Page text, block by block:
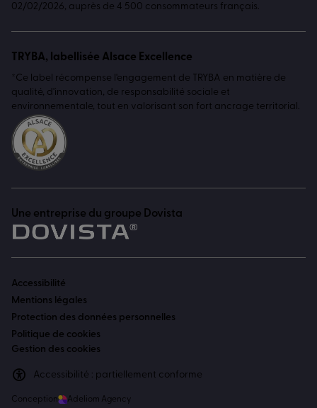
02/02/2026, auprès de 4 500 consommateurs français.
TRYBA, labellisée Alsace Excellence
*Ce label récompense l'engagement de TRYBA en matière de
qualité, d'innovation, de responsabilité sociale et
environnementale, tout en valorisant son fort ancrage territorial.
Une entreprise du groupe Dovista
Accessibilité
Mentions légales
Protection des données personnelles
Politique de cookies
Gestion des cookies
Accessibilité : partiellement conforme
Conception Adeliom Agency